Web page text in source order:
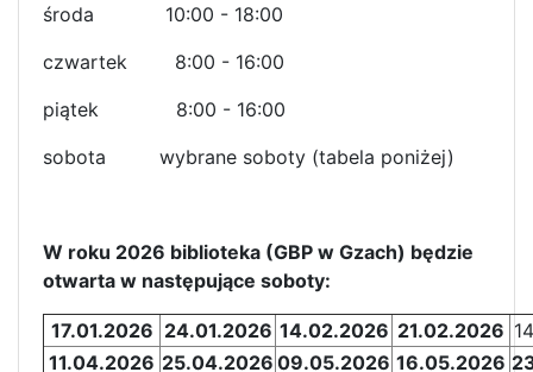
środa 10:00 - 18:00
czwartek 8:00 - 16:00
piątek 8:00 - 16:00
sobota wybrane soboty (tabela poniżej)
W roku 2026 biblioteka (GBP w Gzach) będzie
otwarta w następujące soboty:
17.01.2026 24.01.2026 14.02.2026 21.02.2026 14
11.04.2026 25.04.2026 09.05.2026 16.05.2026